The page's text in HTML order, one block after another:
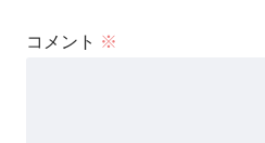
コメント ※